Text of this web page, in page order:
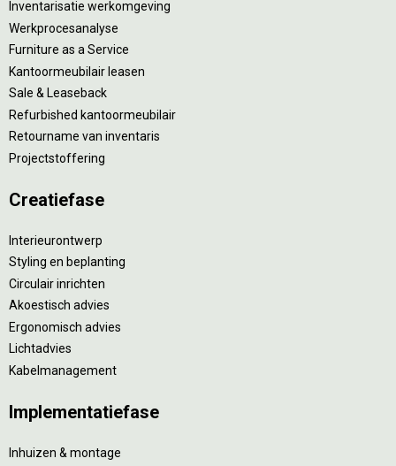
Inventarisatie werkomgeving
Werkprocesanalyse
Furniture as a Service
Kantoormeubilair leasen
Sale & Leaseback
Refurbished kantoormeubilair
Retourname van inventaris
Projectstoffering
Creatiefase
Interieurontwerp
Styling en beplanting
Circulair inrichten
Akoestisch advies
Ergonomisch advies
Lichtadvies
Kabelmanagement
Implementatiefase
Inhuizen & montage